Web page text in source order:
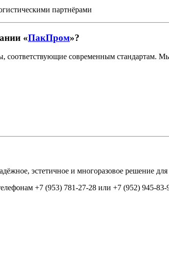
партнёрами
«ПакПром»?
соответствующие современным стандартам.
эстетичное и многоразовое решение
+7 (953) 781-27-28 или +7 (952) 945-